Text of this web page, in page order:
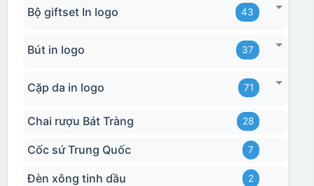
Bộ giftset In logo 43
Bút in logo 37
Cặp da in logo 71
Chai rượu Bát Tràng 28
Cốc sứ Trung Quốc 7
Đèn xông tinh dầu 2